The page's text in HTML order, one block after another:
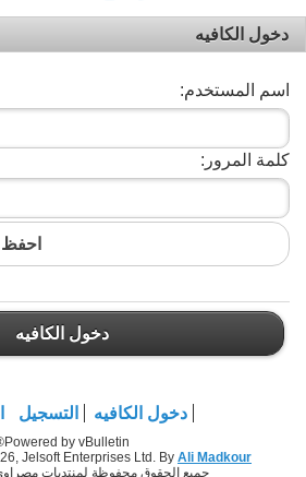
دخول الكافيه
اسم المستخدم:
كلمة المرور:
احفظ
دخول الكافيه
دخول الكافيه التسجيل
Powered by vBulletin®
Jelsoft Enterprises Ltd. By Ali Madkour
جميع الحقوق محفوظة لمنتديات مصراوي